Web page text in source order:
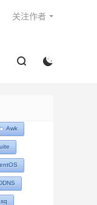
 
关注作者
Awk